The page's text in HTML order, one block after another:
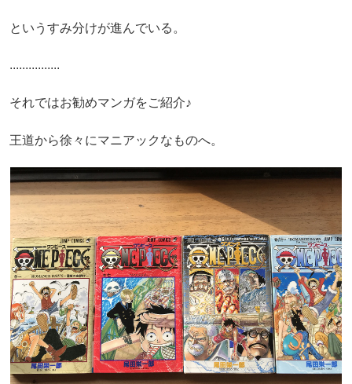
というすみ分けが進んでいる。
................
それではお勧めマンガをご紹介♪
王道から徐々にマニアックなものへ。